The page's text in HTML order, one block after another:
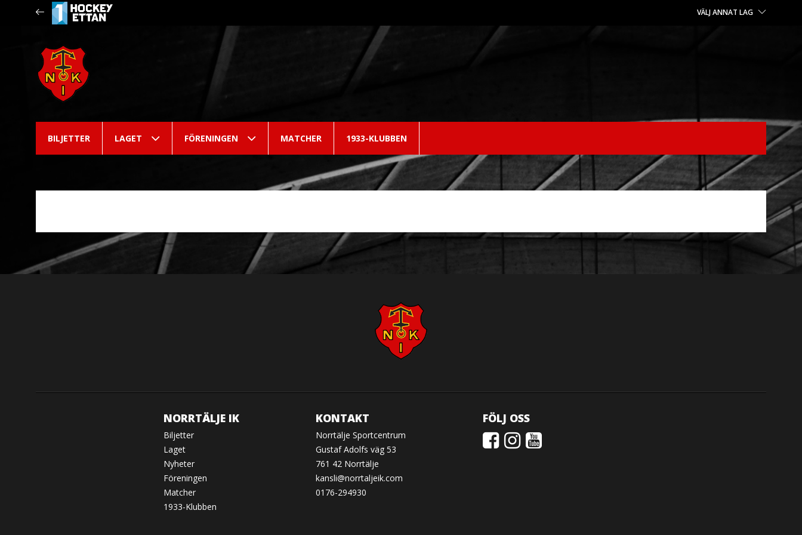
VÄLJ ANNAT LAG
BILJETTER LAGET FÖRENINGEN MATCHER 1933-KLUBBEN
NORRTÄLJE IK
Biljetter
Laget
Nyheter
Föreningen
Matcher
1933-Klubben
KONTAKT
Norrtälje Sportcentrum
Gustaf Adolfs väg 53
761 42 Norrtälje
kansli@norrtaljeik.com
0176-294930
FÖLJ OSS